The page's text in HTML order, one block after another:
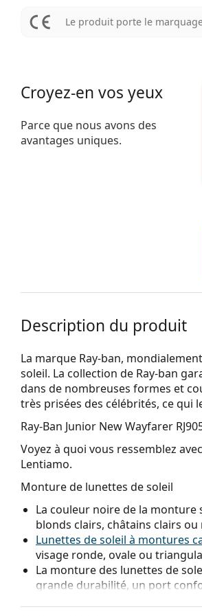
Le produit porte le
Croyez-en vos yeux
Parce que nous avons des
avantages uniques.
Description du produit
La marque Ray-ban,
soleil. La collection de Ray-ban
dans de nombreuses formes et
très prisées des célébrités, ce qui
Ray-Ban Junior New Wayfarer
Voyez à quoi vous ressemblez
Lentiamo.
Monture de lunettes de soleil
La couleur noire de la monture
blonds clairs, châtains clairs ou
Lunettes de soleil à montures
visage ronde, ovale ou
La monture des lunettes de
grande durabilité, un port